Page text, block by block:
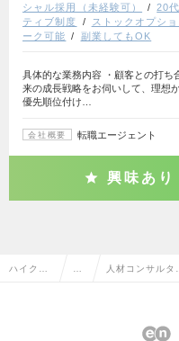
シャル採用（未経験可）
20
ティブ制度
ストックオプショ
ーク可能
副業してもOK
具体的な業務内容 ・顧客との打
来の成長戦略をお伺いして、理想
優先順位付け…
会社概要 転職エージェント
興味あり
ハイクラ 人材コンサルタ